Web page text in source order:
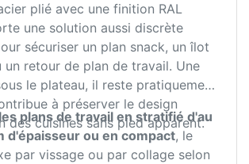
plié avec une finition RAL
une solution aussi discrète
sécuriser un plan snack, un îlot
un retour de plan de travail. Une
le plateau, il reste pratiquement
à préserver le design
des cuisines sans pied apparent.
plans de travail en stratifié d'au
d'épaisseur ou en compact, le
par vissage ou par collage selon